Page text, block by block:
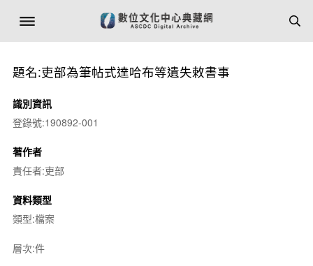
題名:吏部為筆帖式達哈布等遺失敕書事
識別資訊
登錄號:190892-001
著作者
責任者:吏部
資料類型
類型:檔案
層次:件